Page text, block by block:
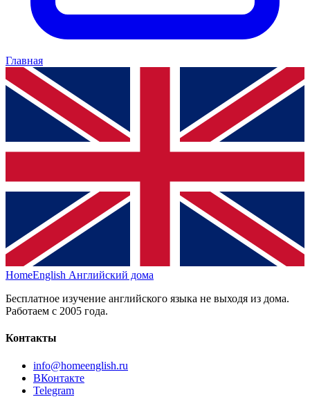
Главная
HomeEnglish Английский дома
Бесплатное изучение английского языка не выходя из дома.
Работаем с 2005 года.
Контакты
info@homeenglish.ru
ВКонтакте
Telegram